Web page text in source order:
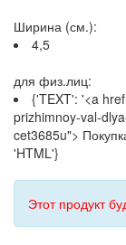
Ширина (см.):
4,5
для физ.лиц:
{'TEXT': '<a
prizhimnoy-val-
cet3685u">
'HTML'}
Этот продукт